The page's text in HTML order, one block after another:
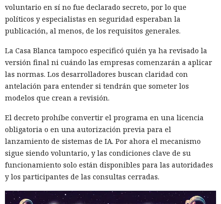
voluntario en sí no fue declarado secreto, por lo que
políticos y especialistas en seguridad esperaban la
publicación, al menos, de los requisitos generales.
La Casa Blanca tampoco especificó quién ya ha revisado la
versión final ni cuándo las empresas comenzarán a aplicar
las normas. Los desarrolladores buscan claridad con
antelación para entender si tendrán que someter los
modelos que crean a revisión.
El decreto prohíbe convertir el programa en una licencia
obligatoria o en una autorización previa para el
lanzamiento de sistemas de IA. Por ahora el mecanismo
sigue siendo voluntario, y las condiciones clave de su
funcionamiento solo están disponibles para las autoridades
y los participantes de las consultas cerradas.